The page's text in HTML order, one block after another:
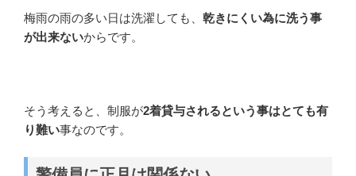
梅雨の雨の多い日は洗濯しても、 乾きにくい為に洗う事
が出来ないからです。
そう考えると、制服が2着貸与されるという事はとても有
り難い事なのです。